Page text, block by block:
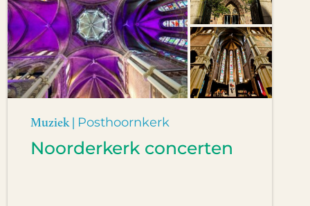
Muziek | Posthoornkerk
Noorderkerk concerten